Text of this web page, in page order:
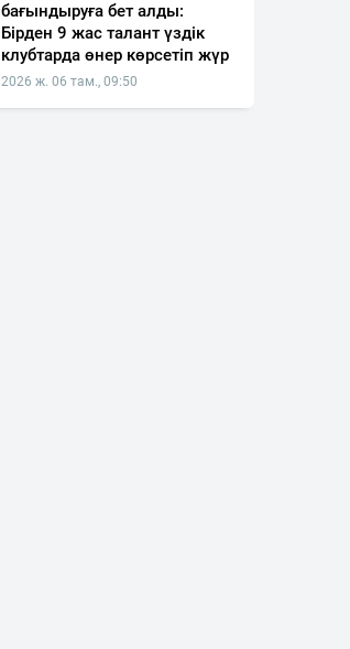
бағындыруға бет алды:
Бірден 9 жас талант үздік
клубтарда өнер көрсетіп жүр
2026 ж. 06 там., 09:50